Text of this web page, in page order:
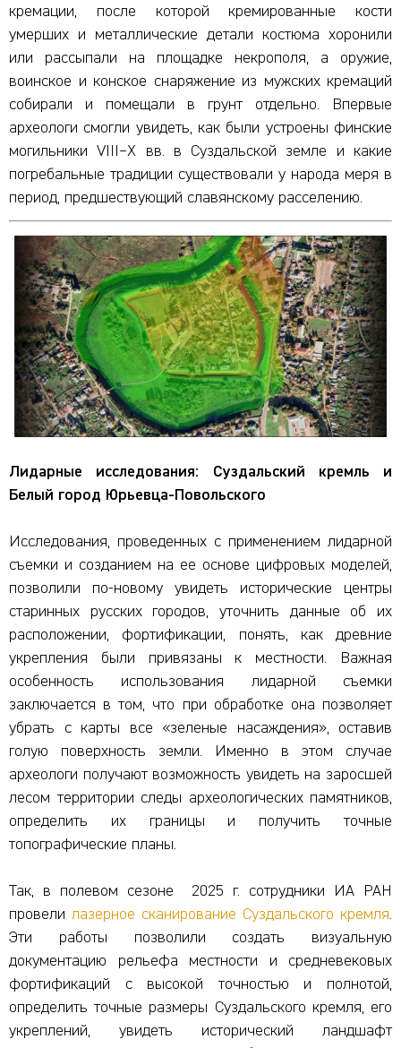
кремации, после которой кремированные кости
умерших и металлические детали костюма хоронили
или рассыпали на площадке некрополя, а оружие,
воинское и конское снаряжение из мужских кремаций
собирали и помещали в грунт отдельно. Впервые
археологи смогли увидеть, как были устроены финские
могильники VIII–X вв. в Суздальской земле и какие
погребальные традиции существовали у народа меря в
период, предшествующий славянскому расселению.
Лидарные исследования: Суздальский кремль и
Белый город Юрьевца-Повольского
Исследования, проведенных с применением лидарной
съемки и созданием на ее основе цифровых моделей,
позволили по-новому увидеть исторические центры
старинных русских городов, уточнить данные об их
расположении, фортификации, понять, как древние
укрепления были привязаны к местности. Важная
особенность использования лидарной съемки
заключается в том, что при обработке она позволяет
убрать с карты все «зеленые насаждения», оставив
голую поверхность земли. Именно в этом случае
археологи получают возможность увидеть на заросшей
лесом территории следы археологических памятников,
определить их границы и получить точные
топографические планы.
Так, в полевом сезоне 2025 г. сотрудники ИА РАН
провели лазерное сканирование Суздальского кремля.
Эти работы позволили создать визуальную
документацию рельефа местности и средневековых
фортификаций с высокой точностью и полнотой,
определить точные размеры Суздальского кремля, его
укреплений, увидеть исторический ландшафт